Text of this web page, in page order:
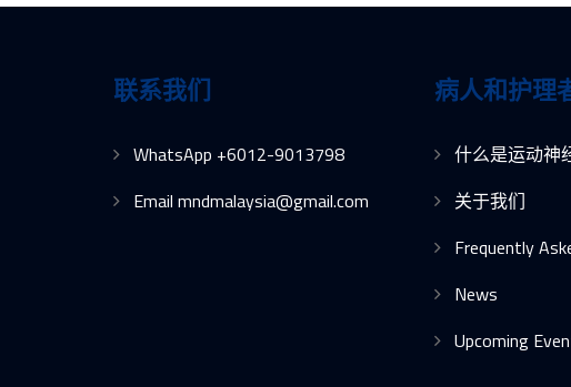
联系我们
WhatsApp +6012-9013798
Email mndmalaysia@gmail.com
病人和护理
什么是运动神
关于我们
Frequently
News
Upcoming